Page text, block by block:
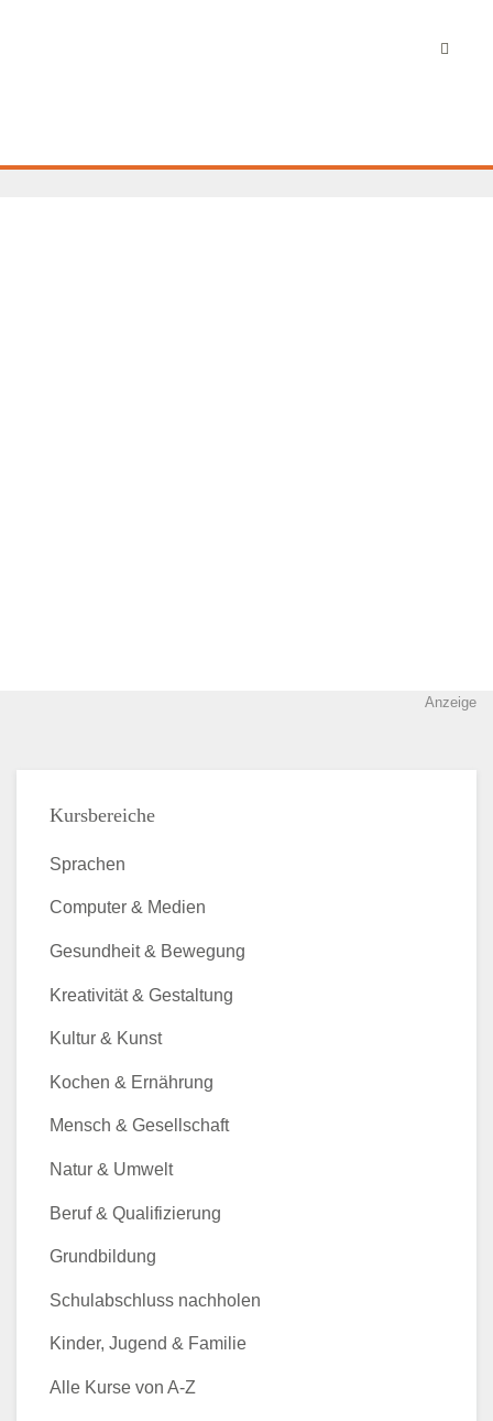
Anzeige
Kursbereiche
Sprachen
Computer & Medien
Gesundheit & Bewegung
Kreativität & Gestaltung
Kultur & Kunst
Kochen & Ernährung
Mensch & Gesellschaft
Natur & Umwelt
Beruf & Qualifizierung
Grundbildung
Schulabschluss nachholen
Kinder, Jugend & Familie
Alle Kurse von A-Z